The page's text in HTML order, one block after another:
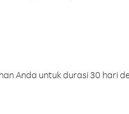
Anda untuk durasi 30 hari